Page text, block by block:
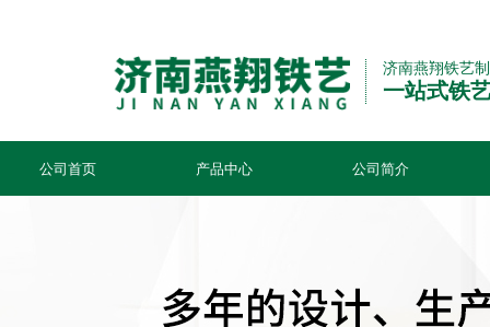
济南燕翔铁艺
一站式铁
公司首页 产品中心 公司简介